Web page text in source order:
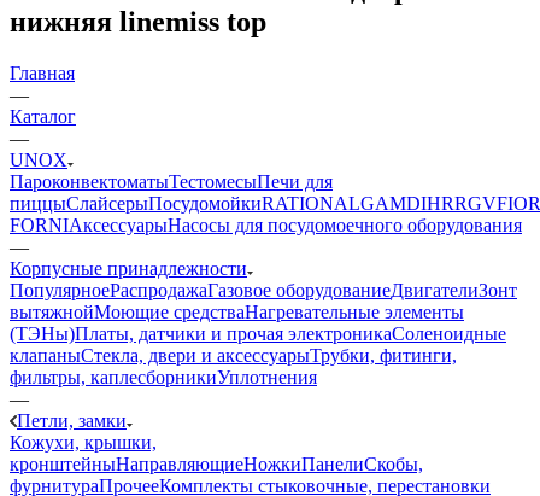
нижняя linemiss top
Главная
—
Каталог
—
UNOX
ПароконвектоматыТестомесыПечи для
пиццыСлайсерыПосудомойкиRATIONALGAMDIHRRGV
FORNIАксессуарыНасосы для посудомоечного оборудования
—
Корпусные принадлежности
ПопулярноеРаспродажаГазовое оборудованиеДвигателиЗонт
вытяжнойМоющие средстваНагревательные элементы
(ТЭНы)Платы, датчики и прочая электроникаСоленоидные
клапаныСтекла, двери и аксессуарыТрубки, фитинги,
фильтры, каплесборникиУплотнения
—
Петли, замки
Кожухи, крышки,
кронштейныНаправляющиеНожкиПанелиCкобы,
фурнитураПрочееКомплекты стыковочные, перестановки